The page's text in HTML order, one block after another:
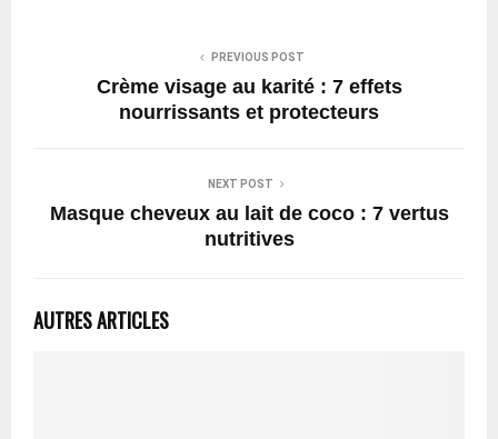
PREVIOUS POST
Crème visage au karité : 7 effets
nourrissants et protecteurs
NEXT POST
Masque cheveux au lait de coco : 7 vertus
nutritives
AUTRES ARTICLES